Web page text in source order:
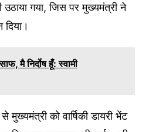
उठाया गया, जिस पर मुख्यमंत्री ने
मै निर्दोष हूँ: स्वामी
को वार्षिकी डायरी भेंट